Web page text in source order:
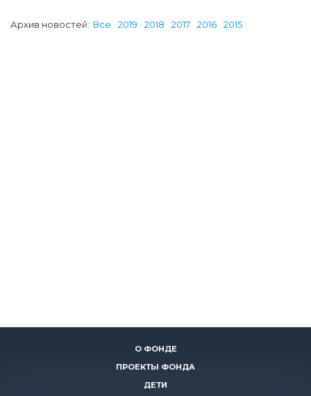
Архив новостей: Все 2019 2018 2017 2016 2015
О ФОНДЕ
ПРОЕКТЫ ФОНДА
ДЕТИ